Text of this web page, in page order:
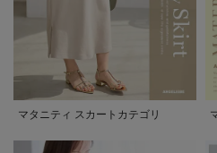
マタニティ スカートカテゴリ